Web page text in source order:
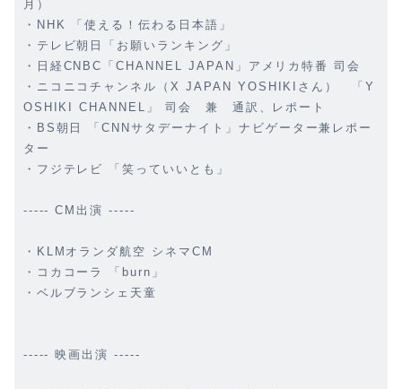
月）
・NHK 「使える！伝わる日本語」
・テレビ朝日「お願いランキング」
・日経CNBC「CHANNEL JAPAN」アメリカ特番 司会
・ニコニコチャンネル（X JAPAN YOSHIKIさん） 「Y
OSHIKI CHANNEL」 司会 兼 通訳、レポート
・BS朝日 「CNNサタデーナイト」ナビゲーター兼レポー
ター
・フジテレビ 「笑っていいとも」
----- CM出演 -----
・KLMオランダ航空 シネマCM
・コカコーラ 「burn」
・ベルブランシェ天童
----- 映画出演 -----